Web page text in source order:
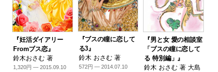
『妊活ダイアリー
Fromブス恋』
鈴木おさむ 著
1,320円 — 2015.09.10
『ブスの瞳に恋して
る3』
鈴木 おさむ 著
572円 — 2014.07.10
『男と女 愛の相談室
「ブスの瞳に恋して
る 特別編」』
鈴木 おさむ 著 大島